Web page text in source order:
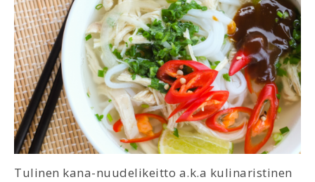
Tulinen kana-nuudelikeitto a.k.a kulinaristinen